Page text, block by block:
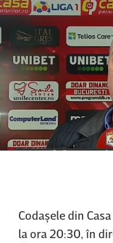
Codaşele din
la ora 20:30, în